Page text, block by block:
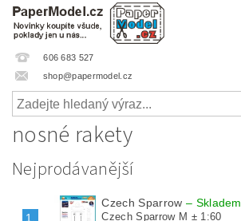
606 683 527
shop@papermodel.cz
nosné rakety
Nejprodávanější
1.
Czech Sparrow – Skladem
Czech Sparrow M ± 1:60